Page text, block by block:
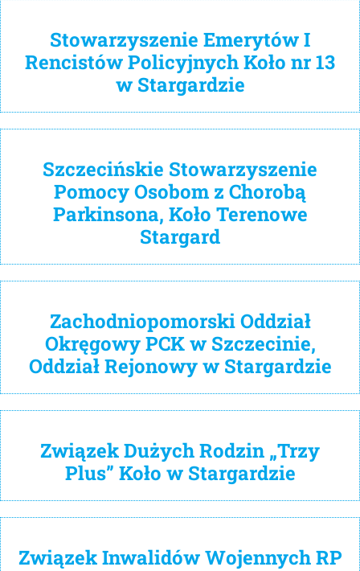
Stowarzyszenie Emerytów I
Rencistów Policyjnych Koło nr 13
w Stargardzie
Szczecińskie Stowarzyszenie
Pomocy Osobom z Chorobą
Parkinsona, Koło Terenowe
Stargard
Zachodniopomorski Oddział
Okręgowy PCK w Szczecinie,
Oddział Rejonowy w Stargardzie
Związek Dużych Rodzin „Trzy
Plus” Koło w Stargardzie
Związek Inwalidów Wojennych RP